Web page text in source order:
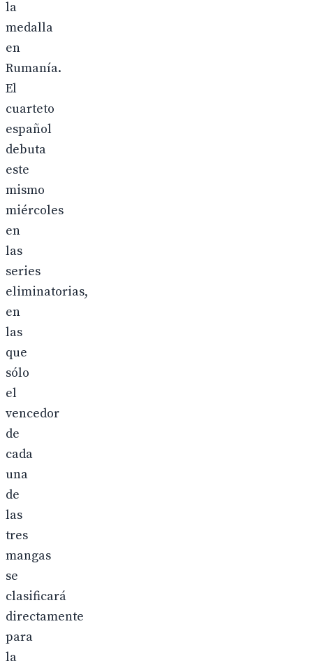
la
medalla
en
Rumanía.
El
cuarteto
español
debuta
este
mismo
miércoles
en
las
series
eliminatorias,
en
las
que
sólo
el
vencedor
de
cada
una
de
las
tres
mangas
se
clasificará
directamente
para
la